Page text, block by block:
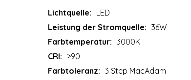
Lichtquelle: LED
Leistung der Stromquelle: 36W
Farbtemperatur: 3000K
CRI: >90
Farbtoleranz: 3 Step MacAdam